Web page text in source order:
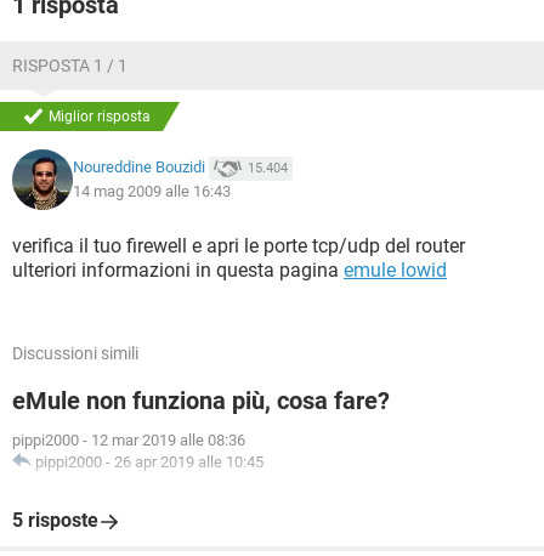
RISPOSTA 1 / 1
Miglior risposta
Noureddine Bouzidi 15.404
14 mag 2009 alle 16:43
verifica il tuo firewell e apri le porte tcp/udp del router
ulteriori informazioni in questa pagina emule lowid
Discussioni simili
eMule non funziona più, cosa fare?
pippi2000 - 12 mar 2019 alle 08:36
pippi2000 - 26 apr 2019 alle 10:45
5 risposte